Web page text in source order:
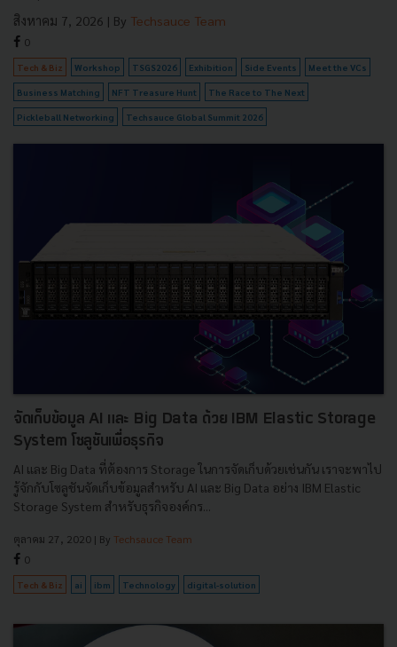
สิงหาคม 7, 2026 | By Techsauce Team
0
Tech & Biz Workshop TSGS2026 Exhibition Side Events Meet the VCs
Business Matching NFT Treasure Hunt The Race to The Next
Pickleball Networking Techsauce Global Summit 2026
จัดเก็บข้อมูล AI และ Big Data ด้วย IBM Elastic Storage
System โซลูชันเพื่อธุรกิจ
AI และ Big Data ที่ต้องการ Storage ในการจัดเก็บด้วยเช่นกัน เราจะพาไป
รู้จักกับโซลูชันจัดเก็บข้อมูลสำหรับ AI และ Big Data อย่าง IBM Elastic
Storage System สำหรับธุรกิจองค์กร...
ตุลาคม 27, 2020 | By Techsauce Team
0
Tech & Biz ai ibm Technology digital-solution